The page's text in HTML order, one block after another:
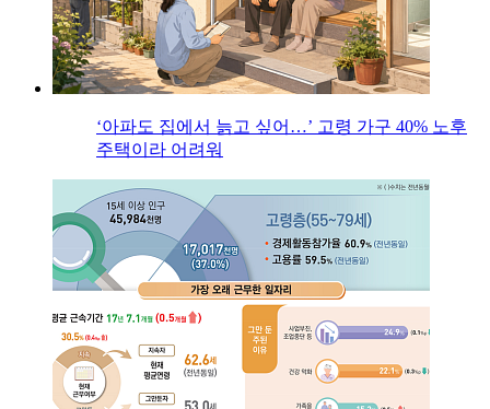
‘아파도 집에서 늙고 싶어…’ 고령 가구 40% 노후
주택이라 어려워